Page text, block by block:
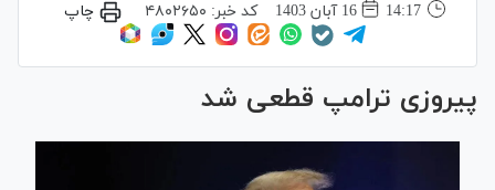
14:17
16 آبان 1403 کد خبر: ۴۸۰۲۶۵۰ چاپ
پیروزی ترامپ قطعی شد